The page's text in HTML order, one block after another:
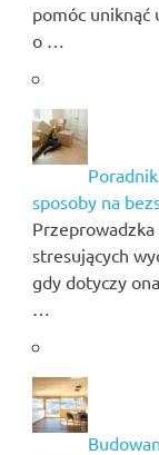
pomóc uniknąć
o …
sposoby na
stresujących
gdy dotyczy